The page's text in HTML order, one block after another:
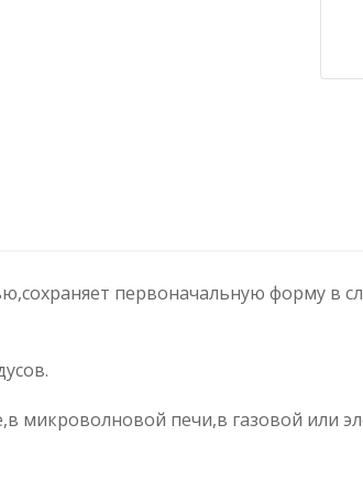
первоначальную форму в
печи,в газовой или